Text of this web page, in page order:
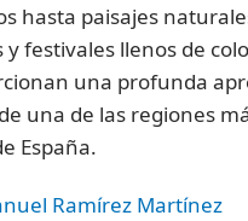
hasta paisajes
festivales llenos de
una profunda
una de las regiones
España.
Ramírez Martínez